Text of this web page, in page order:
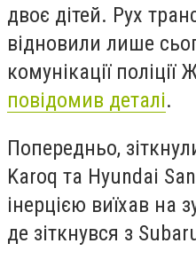
двоє дітей. Рух
відновили лише
комунікації
повідомив деталі.
Попередньо,
Karoq та Hyundai
інерцією виїхав на
де зіткнувся з